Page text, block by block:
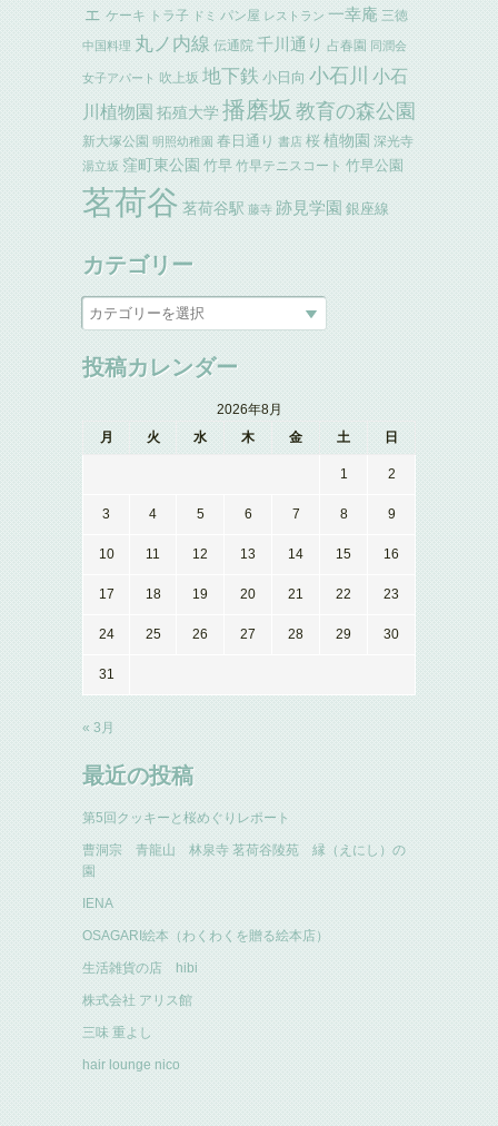
ェ ケーキ トラ子 ドミ パン屋 レストラン 一幸庵 三徳
中国料理 丸ノ内線 伝通院 千川通り 占春園 同潤会
女子アパート 吹上坂 地下鉄 小日向 小石川 小石
川植物園 拓殖大学 播磨坂 教育の森公園
新大塚公園 明照幼稚園 春日通り 書店 桜 植物園 深光寺
湯立坂 窪町東公園 竹早 竹早テニスコート 竹早公園
茗荷谷 茗荷谷駅 藤寺 跡見学園 銀座線
カテゴリー
投稿カレンダー
2026年8月
月
火 水 木 金 土 日
1 2
3 4 5 6 7 8 9
10 11 12 13 14 15 16
17 18 19 20 21 22 23
24 25 26 27 28 29 30
31
« 3月
最近の投稿
第5回クッキーと桜めぐりレポート
曹洞宗 青龍山 林泉寺 茗荷谷陵苑 縁（えにし）の
園
IENA
OSAGARI絵本（わくわくを贈る絵本店）
生活雑貨の店 hibi
株式会社 アリス館
三味 重よし
hair lounge nico